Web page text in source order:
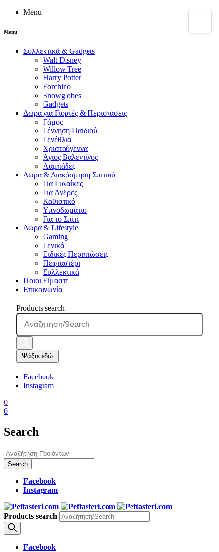
Menu
Menu
Συλλεκτικά & Gadgets
Walt Disney
Willow Tree
Harry Potter
Forchino
Snowglobes
Gadgets
Δώρα για Γιορτές & Περιστάσεις
Γάμος
Γέννηση Παιδιού
Γενέθλια
Χριστούγεννα
Άγιος Βαλεντίνος
Λαμπάδες
Δώρα & Διακόσμηση Σπιτιού
Για Γυναίκες
Για Άνδρες
Καθιστικό
Υπνοδωμάτιο
Για το Σπίτι
Δώρα & Lifestyle
Gaming
Γενικά
Ειδικές Περιπτώσεις
Πεφταστέρι
Συλλεκτικά
Ποιοι Είμαστε
Επικοινωνία
Products search
Ψάξτε εδώ
Facebook
Instagram
0
0
Search
Facebook
Instagram
Products search
Facebook